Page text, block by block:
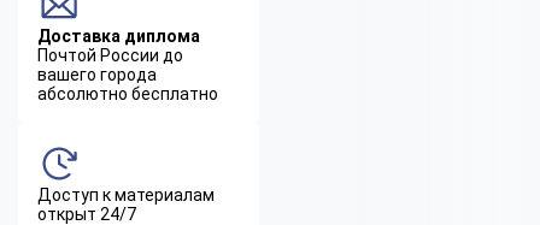
Доставка диплома
Почтой России до
вашего города
абсолютно бесплатно
Доступ к материалам
открыт 24/7